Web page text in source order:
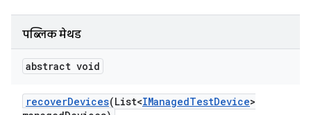
पब्लिक मेथड
abstract void
recoverDevices(List<IManagedTestDevice>